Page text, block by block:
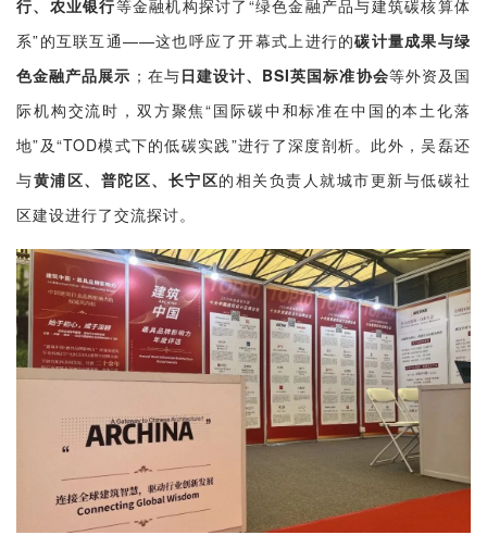
行、农业银行等金融机构探讨了“绿色金融产品与建筑碳核算体
系”的互联互通——这也呼应了开幕式上进行的碳计量成果与绿
色金融产品展示 ；在与日建设计、BSI英国标准协会等外资及国
际机构交流时，双方聚焦“国际碳中和标准在中国的本土化落
地”及“TOD模式下的低碳实践”进行了深度剖析。此外，吴磊还
与黄浦区、普陀区、长宁区的相关负责人就城市更新与低碳社
区建设进行了交流探讨。